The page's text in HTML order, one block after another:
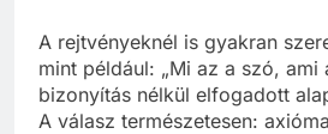
A rejtvényeknél is gyakran
mint például: „Mi az a szó, ami
bizonyítás nélkül elfogadott
A válasz természetesen: